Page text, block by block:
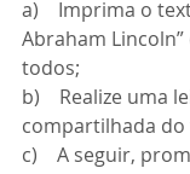
a)    Imprima o
Abraham
todos;
b)    Realize uma
compartilhada do
c)    A seguir,